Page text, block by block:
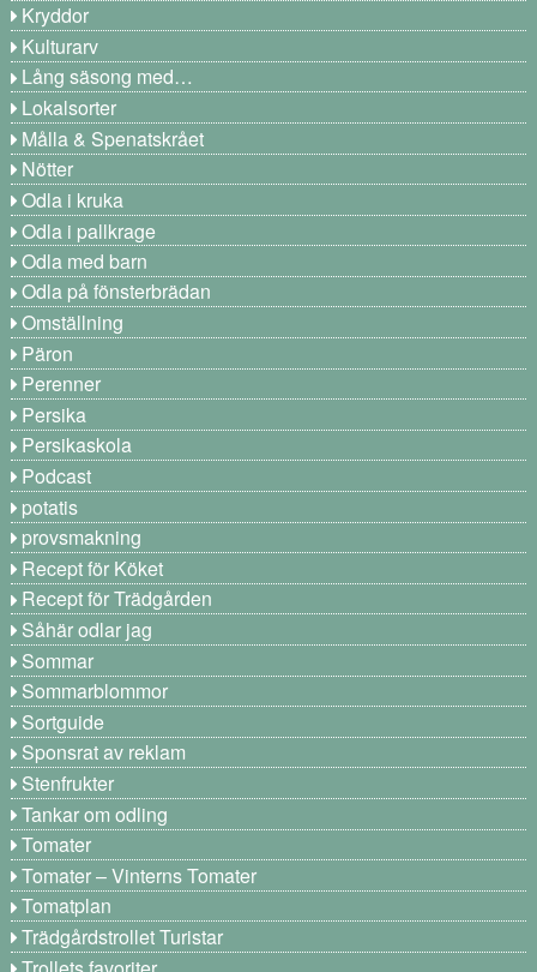
Kryddor
Kulturarv
Lång säsong med…
Lokalsorter
Målla & Spenatskrået
Nötter
Odla i kruka
Odla i pallkrage
Odla med barn
Odla på fönsterbrädan
Omställning
Päron
Perenner
Persika
Persikaskola
Podcast
potatis
provsmakning
Recept för Köket
Recept för Trädgården
Såhär odlar jag
Sommar
Sommarblommor
Sortguide
Sponsrat av reklam
Stenfrukter
Tankar om odling
Tomater
Tomater – Vinterns Tomater
Tomatplan
Trädgårdstrollet Turistar